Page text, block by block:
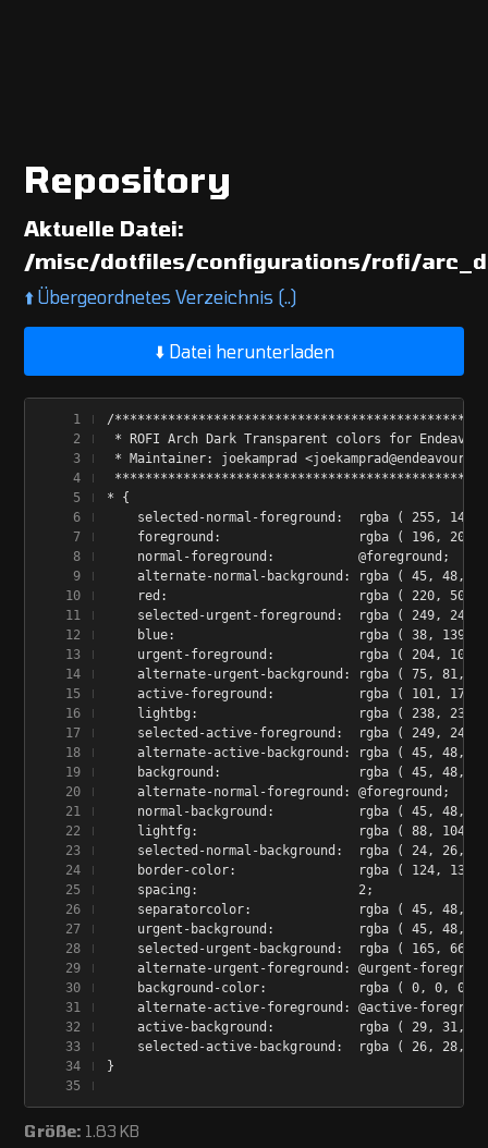
Repository
Aktuelle Datei:
/misc/dotfiles/configurations/rofi/
⬆️ Übergeordnetes Verzeichnis (..)
⬇️ Datei herunterladen
/
* ROFI Arch Dark Transparent colors for
* Maintainer: joekamprad
* {
selected-normal-foreground:  rgba ( 255, 147,
foreground:                  rgba ( 196, 203,
    normal-foreground:           @foreground;
alternate-normal-background: rgba ( 45, 48,
red:                         rgba ( 220, 50,
selected-urgent-foreground:  rgba ( 249, 249,
blue:                        rgba ( 38, 139,
urgent-foreground:           rgba ( 204, 102,
alternate-urgent-background: rgba ( 75, 81,
active-foreground:           rgba ( 101, 172,
lightbg:                     rgba ( 238, 232,
selected-active-foreground:  rgba ( 249, 249,
alternate-active-background: rgba ( 45, 48,
background:                  rgba ( 45, 48,
    alternate-normal-foreground: @foreground;
normal-background:           rgba ( 45, 48,
lightfg:                     rgba ( 88, 104,
selected-normal-background:  rgba ( 24, 26,
border-color:                rgba ( 124, 131,
    spacing:                     2;
separatorcolor:              rgba ( 45, 48,
urgent-background:           rgba ( 45, 48,
selected-urgent-background:  rgba ( 165, 66,
alternate-urgent-foreground: @urgent-
background-color:            rgba ( 0, 0, 0,
alternate-active-foreground: @active-
active-background:           rgba ( 29, 31,
selected-active-background:  rgba ( 26, 28,
}
Größe: 1.83 KB